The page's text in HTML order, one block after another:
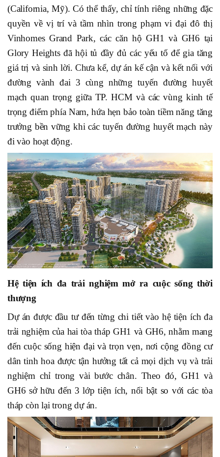
(California, Mỹ). Có thể thấy, chỉ tính riêng những đặc
quyền về vị trí và tầm nhìn trong phạm vi đại đô thị
Vinhomes Grand Park, các căn hộ GH1 và GH6 tại
Glory Heights đã hội tủ đầy đủ các yếu tố để gia tăng
giá trị và sinh lời. Chưa kể, dự án kế cận và kết nối với
đường vành đai 3 cùng những tuyến đường huyết
mạch quan trọng giữa TP. HCM và các vùng kinh tế
trọng điểm phía Nam, hứa hẹn bảo toàn tiềm năng tăng
trưởng bền vững khi các tuyến đường huyết mạch này
đi vào hoạt động.
Hệ tiện ích đa trải nghiệm mở ra cuộc sống thời
thượng
Dự án được đầu tư đến từng chi tiết vào hệ tiện ích đa
trải nghiệm của hai tòa tháp GH1 và GH6, nhằm mang
đến cuộc sống hiện đại và trọn vẹn, nơi cộng đồng cư
dân tinh hoa được tận hưởng tất cả mọi dịch vụ và trải
nghiệm chỉ trong vài bước chân. Theo đó, GH1 và
GH6 sở hữu đến 3 lớp tiện ích, nổi bật so với các tòa
tháp còn lại trong dự án.